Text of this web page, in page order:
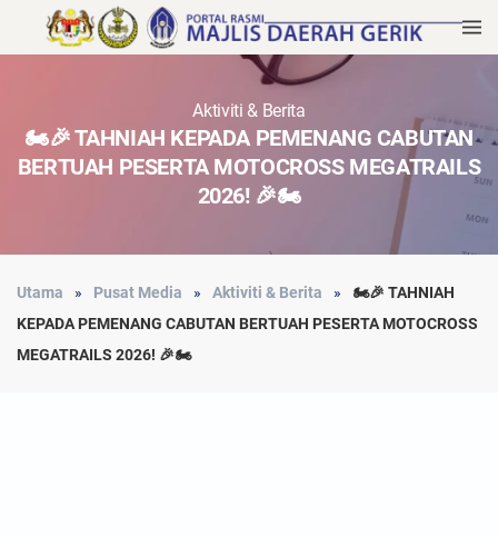
Aktiviti & Berita
🏍️🎉 TAHNIAH KEPADA PEMENANG CABUTAN
BERTUAH PESERTA MOTOCROSS MEGATRAILS
2026! 🎉🏍️
Utama Pusat Media Aktiviti & Berita
🏍️🎉 TAHNIAH
KEPADA PEMENANG CABUTAN BERTUAH PESERTA MOTOCROSS
MEGATRAILS 2026! 🎉🏍️